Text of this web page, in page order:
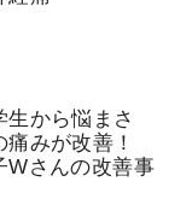
生から悩まさ
みが改善！
Wさんの改善事